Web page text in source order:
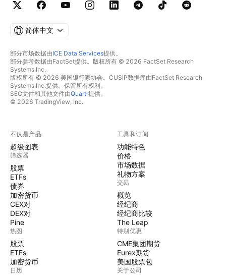
简体中文
部分市场数据由ICE Data Services提供。
部分参考数据由FactSet提供。版权所有 © 2026 FactSet Research
Systems Inc.
版权所有 © 2026 美国银行家协会。CUSIP数据库由FactSet Research
Systems Inc.提供。保留所有权利。
SEC文件和其他文件由Quartr提供。
© 2026 TradingView, Inc.
不仅是产品
超级图表
筛选器
股票
ETFs
债券
加密货币
CEX对
DEX对
Pine
热图
股票
ETFs
加密货币
日历
工具和订阅
功能特色
价格
市场数据
礼物方案
交易
概览
经纪商
经纪商比较
The Leap
特别优惠
CME集团期货
Eurex期货
美国股票包
关于公司